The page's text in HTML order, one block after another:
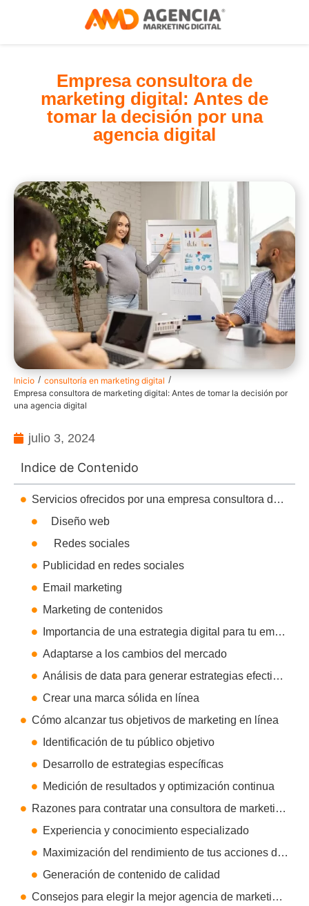
Empresa consultora de
marketing digital: Antes de
tomar la decisión por una
agencia digital
Inicio / consultoría en marketing digital /
Empresa consultora de marketing digital: Antes de tomar la decisión por
una agencia digital
julio 3, 2024
Indice de Contenido
Servicios ofrecidos por una empresa consultora de marketing digital
Diseño web
Redes sociales
Publicidad en redes sociales
Email marketing
Marketing de contenidos
Importancia de una estrategia digital para tu empresa
Adaptarse a los cambios del mercado
Análisis de data para generar estrategias efectivas
Crear una marca sólida en línea
Cómo alcanzar tus objetivos de marketing en línea
Identificación de tu público objetivo
Desarrollo de estrategias específicas
Medición de resultados y optimización continua
Razones para contratar una consultora de marketing digital
Experiencia y conocimiento especializado
Maximización del rendimiento de tus acciones de marketing
Generación de contenido de calidad
Consejos para elegir la mejor agencia de marketing digital en Colombia